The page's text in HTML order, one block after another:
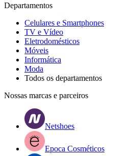
Departamentos
Celulares e Smartphones
TV e Vídeo
Eletrodomésticos
Móveis
Informática
Moda
Todos os departamentos
Nossas marcas e parceiros
Netshoes
Epoca Cosméticos